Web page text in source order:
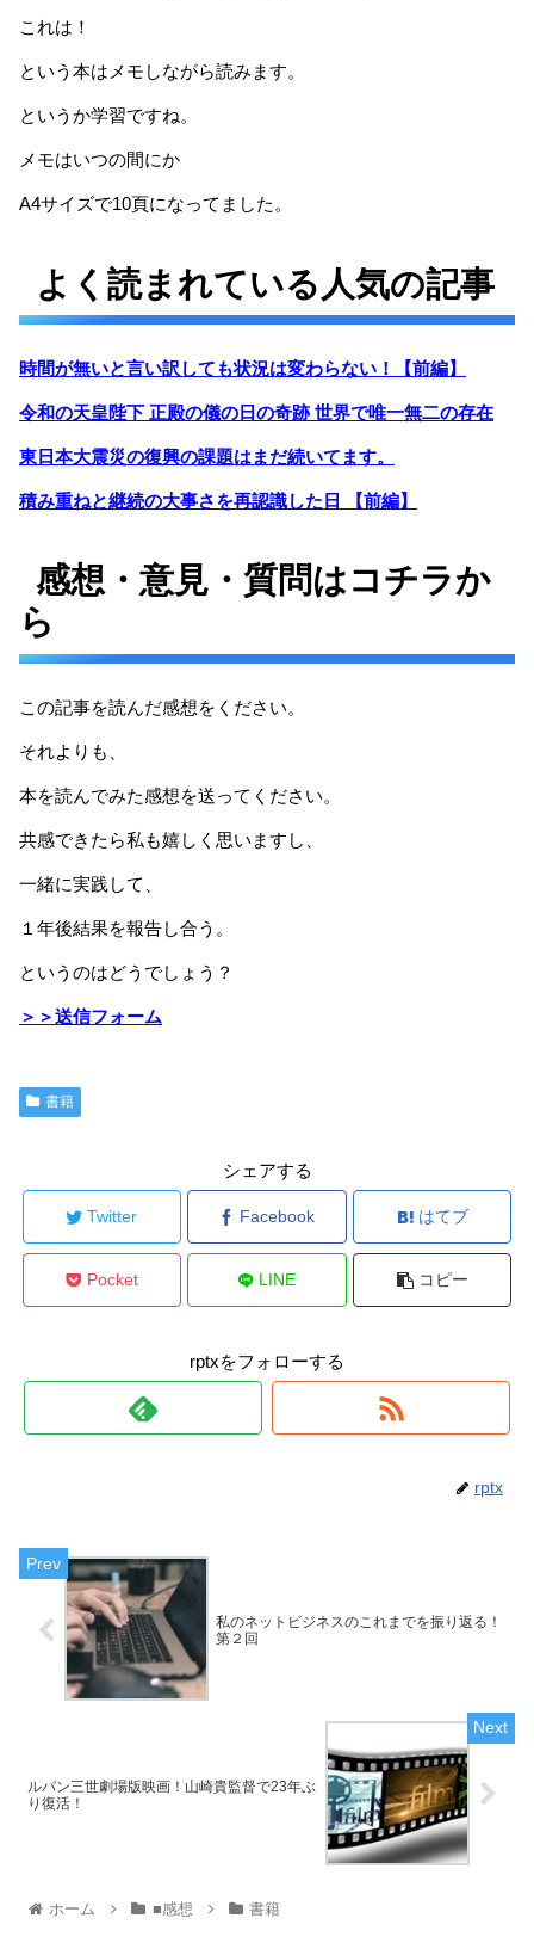
これは！
という本はメモしながら読みます。
というか学習ですね。
メモはいつの間にか
A4サイズで10頁になってました。
よく読まれている人気の記事
時間が無いと言い訳しても状況は変わらない！【前編】
令和の天皇陛下 正殿の儀の日の奇跡 世界で唯一無二の存在
東日本大震災の復興の課題はまだ続いてます。
積み重ねと継続の大事さを再認識した日 【前編】
感想・意見・質問はコチラか
ら
この記事を読んだ感想をください。
それよりも、
本を読んでみた感想を送ってください。
共感できたら私も嬉しく思いますし、
一緒に実践して、
１年後結果を報告し合う。
というのはどうでしょう？
＞＞送信フォーム
書籍
シェアする
Twitter Facebook はてブ
Pocket LINE コピー
rptxをフォローする
rptx
私のネットビジネスのこれまでを振り返る！
第２回
ルパン三世劇場版映画！山崎貴監督で23年ぶ
り復活！
ホーム ■感想 書籍